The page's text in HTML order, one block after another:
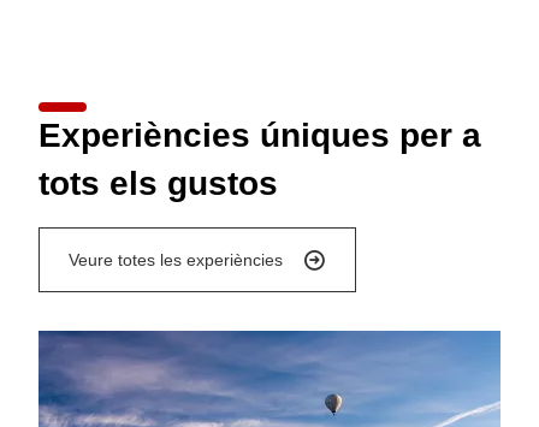
Experiències úniques per a
tots els gustos
Veure totes les experiències